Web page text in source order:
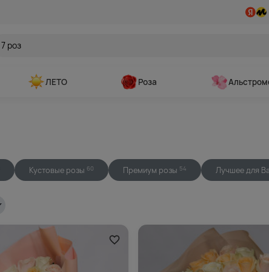
ЛЕТО Роза
Кустовые розы 60 Премиум розы 54 Лучшее для